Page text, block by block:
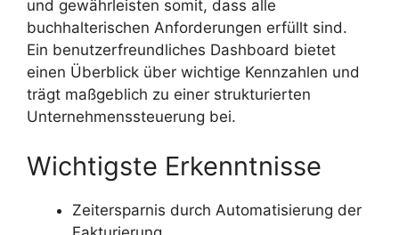
und gewährleisten somit, dass alle
buchhalterischen Anforderungen erfüllt sind.
Ein benutzerfreundliches Dashboard bietet
einen Überblick über wichtige Kennzahlen und
trägt maßgeblich zu einer strukturierten
Unternehmenssteuerung bei.
Wichtigste Erkenntnisse
Zeitersparnis durch Automatisierung der